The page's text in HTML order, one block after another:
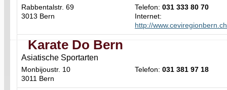
Rabbentalstr. 69
3013 Bern
Telefon: 031 333 80 70
Internet:
http://www.ceviregionbern.ch
Karate Do Bern
Asiatische Sportarten
Monbijoustr. 10
3011 Bern
Telefon: 031 381 97 18